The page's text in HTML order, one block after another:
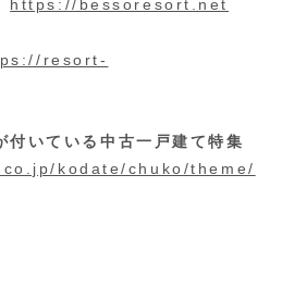
https://bessoresort.net
resort-
付いている中古一戸建て特集
kodate/chuko/theme/